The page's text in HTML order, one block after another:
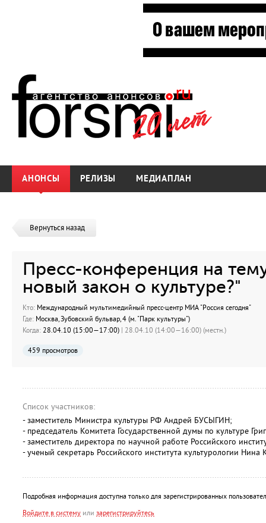
АНОНСЫ РЕЛИЗЫ МЕДИАПЛАН
Вернуться назад
Пресс-конференция на
новый закон о культуре?"
Кто: Международный мультимедийный пресс-центр МИА "Россия сегодня"
Где: Москва, Зубовский бульвар, 4 (м. "Парк культуры")
Когда: 28.04.10 (15:00—17:00) | 28.04.10 (14:00—16:00) (местн.)
459 просмотров
Список участников:
- заместитель Министра культуры РФ Андрей БУСЫГИН;
- председатель Комитета Государственной думы по культуре
- заместитель директора по научной работе Российского
- ученый секретарь Российского института культурологии
Подробная информация доступна только для зарегистрированных
Войдите в систему или зарегистрируйтесь